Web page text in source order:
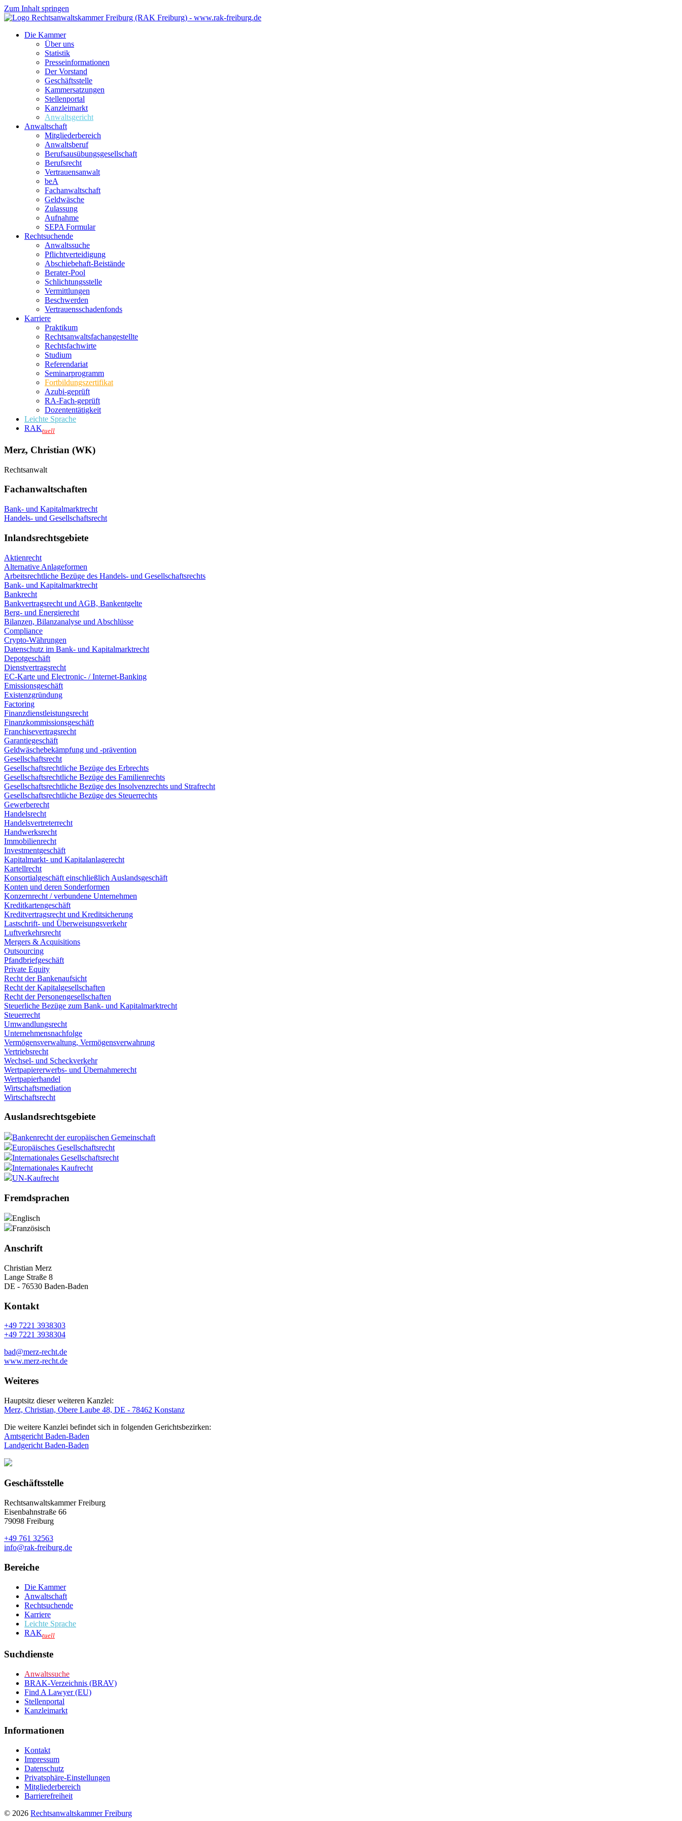
Zum Inhalt springen
Die Kammer
Über uns
Statistik
Presseinformationen
Der Vorstand
Geschäftsstelle
Kammersatzungen
Stellenportal
Kanzleimarkt
Anwaltsgericht
Anwaltschaft
Mitgliederbereich
Anwaltsberuf
Berufsausübungs­gesellschaft
Berufsrecht
Vertrauensanwalt
beA
Fachanwaltschaft
Geldwäsche
Zulassung
Aufnahme
SEPA Formular
Rechtsuchende
Anwaltssuche
Pflichtverteidigung
Abschiebehaft-Beistände
Berater-Pool
Schlichtungsstelle
Vermittlungen
Beschwerden
Vertrauensschadenfonds
Karriere
Praktikum
Rechtsanwalts­fachangestellte
Rechtsfachwirte
Studium
Referendariat
Seminarprogramm
Fortbildungszertifikat
Azubi-geprüft
RA-Fach-geprüft
Dozententätigkeit
Leichte Sprache
RAKtuell
Merz, Christian (WK)
Rechtsanwalt
Fachanwaltschaften
Bank- und Kapitalmarktrecht
Handels- und Gesellschaftsrecht
Inlandsrechtsgebiete
Aktienrecht
Alternative Anlageformen
Arbeitsrechtliche Bezüge des Handels- und Gesellschaftsrechts
Bank- und Kapitalmarktrecht
Bankrecht
Bankvertragsrecht und AGB, Bankentgelte
Berg- und Energierecht
Bilanzen, Bilanzanalyse und Abschlüsse
Compliance
Crypto-Währungen
Datenschutz im Bank- und Kapitalmarktrecht
Depotgeschäft
Dienstvertragsrecht
EC-Karte und Electronic- / Internet-Banking
Emissionsgeschäft
Existenzgründung
Factoring
Finanzdienstleistungsrecht
Finanzkommissionsgeschäft
Franchisevertragsrecht
Garantiegeschäft
Geldwäschebekämpfung und -prävention
Gesellschaftsrecht
Gesellschaftsrechtliche Bezüge des Erbrechts
Gesellschaftsrechtliche Bezüge des Familienrechts
Gesellschaftsrechtliche Bezüge des Insolvenzrechts und Strafrecht
Gesellschaftsrechtliche Bezüge des Steuerrechts
Gewerberecht
Handelsrecht
Handelsvertreterrecht
Handwerksrecht
Immobilienrecht
Investmentgeschäft
Kapitalmarkt- und Kapitalanlagerecht
Kartellrecht
Konsortialgeschäft einschließlich Auslandsgeschäft
Konten und deren Sonderformen
Konzernrecht / verbundene Unternehmen
Kreditkartengeschäft
Kreditvertragsrecht und Kreditsicherung
Lastschrift- und Überweisungsverkehr
Luftverkehrsrecht
Mergers & Acquisitions
Outsourcing
Pfandbriefgeschäft
Private Equity
Recht der Bankenaufsicht
Recht der Kapitalgesellschaften
Recht der Personengesellschaften
Steuerliche Bezüge zum Bank- und Kapitalmarktrecht
Steuerrecht
Umwandlungsrecht
Unternehmensnachfolge
Vermögensverwaltung, Vermögensverwahrung
Vertriebsrecht
Wechsel- und Scheckverkehr
Wertpapiererwerbs- und Übernahmerecht
Wertpapierhandel
Wirtschaftsmediation
Wirtschaftsrecht
Auslandsrechtsgebiete
Bankenrecht der europäischen Gemeinschaft
Europäisches Gesellschaftsrecht
Internationales Gesellschaftsrecht
Internationales Kaufrecht
UN-Kaufrecht
Fremdsprachen
Englisch
Französisch
Anschrift
Christian Merz
Lange Straße 8
DE - 76530 Baden-Baden
Kontakt
+49 7221 3938303
+49 7221 3938304
bad@merz-recht.de
www.merz-recht.de
Weiteres
Hauptsitz dieser weiteren Kanzlei:
Merz, Christian, Obere Laube 48, DE - 78462 Konstanz
Die weitere Kanzlei befindet sich in folgenden Gerichtsbezirken:
Amtsgericht Baden-Baden
Landgericht Baden-Baden
Geschäftsstelle
Rechtsanwaltskammer Freiburg
Eisenbahnstraße 66
79098 Freiburg
+49 761 32563
info@rak-freiburg.de
Bereiche
Die Kammer
Anwaltschaft
Rechtsuchende
Karriere
Leichte Sprache
RAKtuell
Suchdienste
Anwaltssuche
BRAK-Verzeichnis (BRAV)
Find A Lawyer (EU)
Stellenportal
Kanzleimarkt
Informationen
Kontakt
Impressum
Datenschutz
Privatsphäre-Einstellungen
Mitgliederbereich
Barrierefreiheit
© 2026 Rechtsanwaltskammer Freiburg